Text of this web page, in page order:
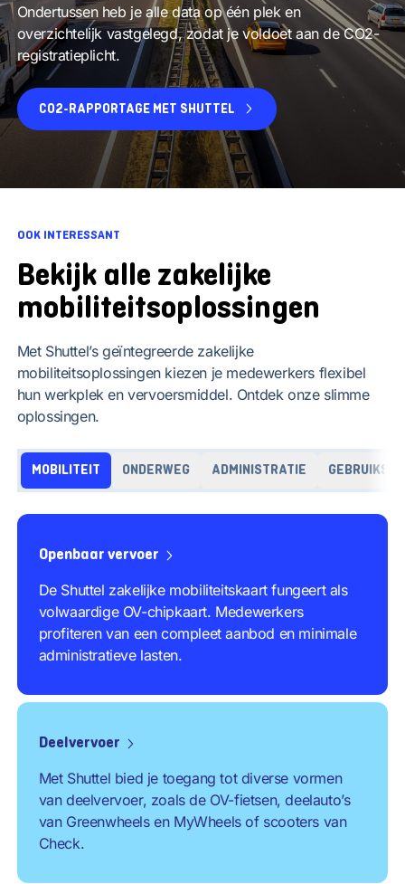
Ondertussen heb je alle data op één plek en
overzichtelijk vastgelegd, zodat je voldoet aan de CO2-
registratieplicht.
CO2-RAPPORTAGE MET SHUTTEL
OOK INTERESSANT
Bekijk alle zakelijke
mobiliteitsoplossingen
Met Shuttel’s geïntegreerde zakelijke
mobiliteitsoplossingen kiezen je medewerkers flexibel
hun werkplek en vervoersmiddel. Ontdek onze slimme
oplossingen.
MOBILITEIT ONDERWEG ADMINISTRATIE
Openbaar vervoer
De Shuttel zakelijke mobiliteitskaart fungeert als
volwaardige OV-chipkaart. Medewerkers
profiteren van een compleet aanbod en minimale
administratieve lasten.
Deelvervoer
Met Shuttel bied je toegang tot diverse vormen
van deelvervoer, zoals de OV-fietsen, deelauto’s
van Greenwheels en MyWheels of scooters van
Check.